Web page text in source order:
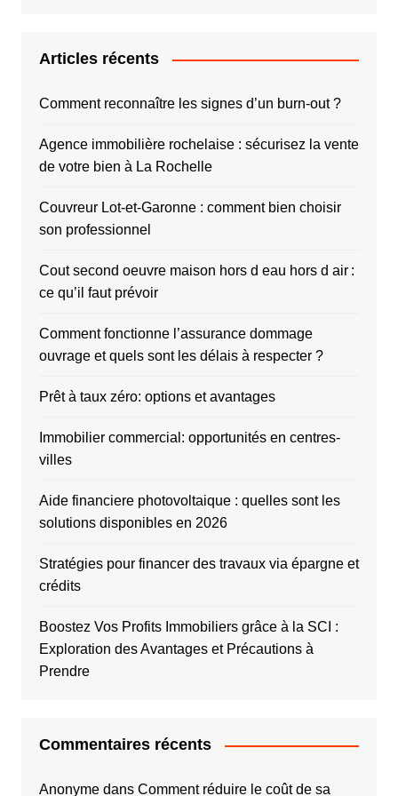
Articles récents
Comment reconnaître les signes d’un burn-out ?
Agence immobilière rochelaise : sécurisez la vente
de votre bien à La Rochelle
Couvreur Lot-et-Garonne : comment bien choisir
son professionnel
Cout second oeuvre maison hors d eau hors d air :
ce qu’il faut prévoir
Comment fonctionne l’assurance dommage
ouvrage et quels sont les délais à respecter ?
Prêt à taux zéro: options et avantages
Immobilier commercial: opportunités en centres-
villes
Aide financiere photovoltaique : quelles sont les
solutions disponibles en 2026
Stratégies pour financer des travaux via épargne et
crédits
Boostez Vos Profits Immobiliers grâce à la SCI :
Exploration des Avantages et Précautions à
Prendre
Commentaires récents
Anonymedans Comment réduire le coût de sa